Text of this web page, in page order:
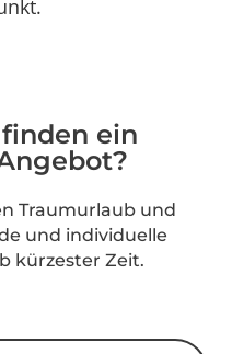
ein
Traumurlaub und
und individuelle
kürzester Zeit.